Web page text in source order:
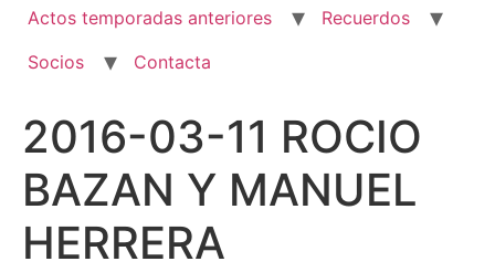
Actos temporadas anteriores
Recuerdos
Socios
Contacta
2016-03-11 ROCIO
BAZAN Y MANUEL
HERRERA